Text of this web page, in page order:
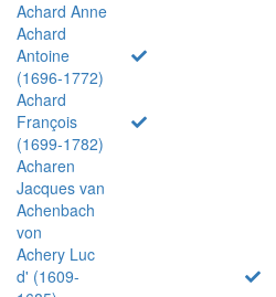
Achard Anne
Achard
Antoine
(1696-1772)
Achard
François
(1699-1782)
Acharen
Jacques van
Achenbach
von
Achery Luc
d' (1609-